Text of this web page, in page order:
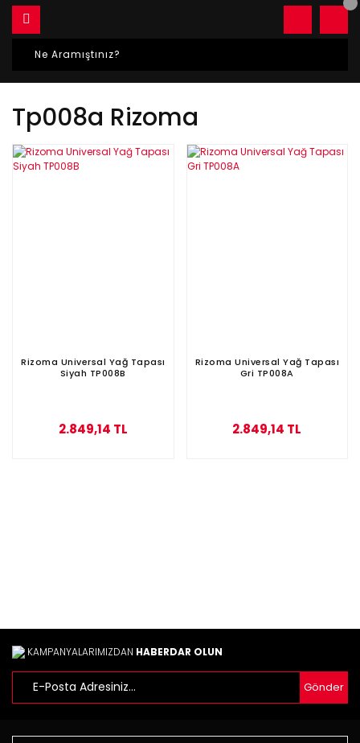
Tp008a Rizoma
Rizoma Universal Yağ Tapası
Siyah TP008B
2.849,14 TL
Rizoma Universal Yağ Tapası
Gri TP008A
2.849,14 TL
KAMPANYALARIMIZDAN HABERDAR OLUN
Gönder